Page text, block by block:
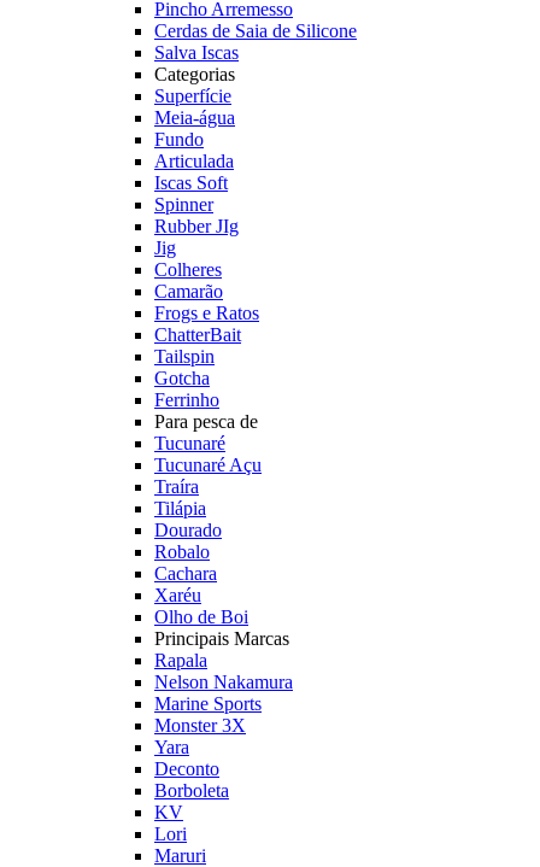
Pincho Arremesso
Cerdas de Saia de Silicone
Salva Iscas
Categorias
Superfície
Meia-água
Fundo
Articulada
Iscas Soft
Spinner
Rubber JIg
Jig
Colheres
Camarão
Frogs e Ratos
ChatterBait
Tailspin
Gotcha
Ferrinho
Para pesca de
Tucunaré
Tucunaré Açu
Traíra
Tilápia
Dourado
Robalo
Cachara
Xaréu
Olho de Boi
Principais Marcas
Rapala
Nelson Nakamura
Marine Sports
Monster 3X
Yara
Deconto
Borboleta
KV
Lori
Maruri